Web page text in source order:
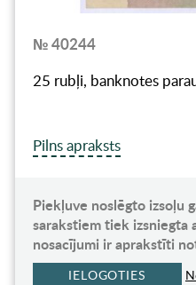
№ 40244
25 rubļi, banknotes
Pilns apraksts
Piekļuve noslēgto izsoļu
sarakstiem tiek izsniegta
nosacījumi ir aprakstīti
IELOGOTIES